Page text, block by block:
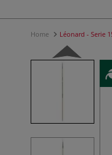
Home Léonard - Serie